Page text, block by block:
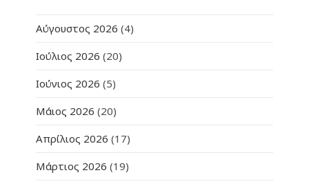
Αύγουστος 2026 (4)
Ιούλιος 2026 (20)
Ιούνιος 2026 (5)
Μάιος 2026 (20)
Απρίλιος 2026 (17)
Μάρτιος 2026 (19)